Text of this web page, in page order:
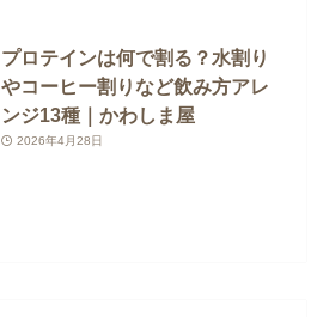
プロテインは何で割る？水割り
やコーヒー割りなど飲み方アレ
ンジ13種｜かわしま屋
2026年4月28日